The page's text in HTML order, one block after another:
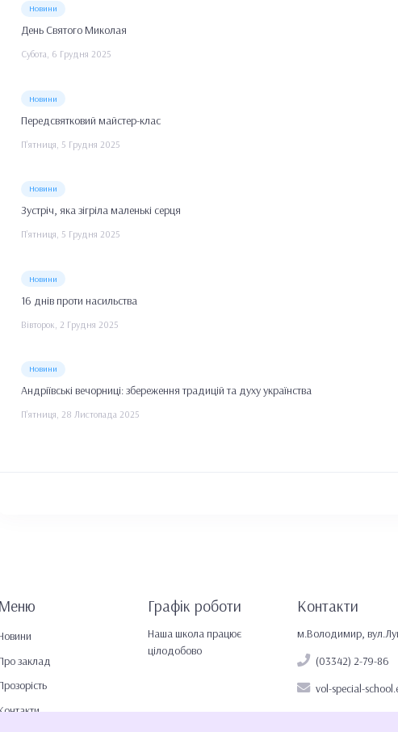
Новини
День Святого Миколая
Субота, 6 Грудня 2025
Новини
Передсвятковий майстер-клас
П’ятниця, 5 Грудня 2025
Новини
Зустріч, яка зігріла маленькі серця
П’ятниця, 5 Грудня 2025
Новини
16 днів проти насильства
Вівторок, 2 Грудня 2025
Новини
Андріївські вечорниці: збереження традицій та духу українства
П’ятниця, 28 Листопада 2025
Меню
заклад
Графік роботи
Наша школа працює
цілодобово
Контакти
м.Володимир,
(03342) 2-79-86
vol-special-